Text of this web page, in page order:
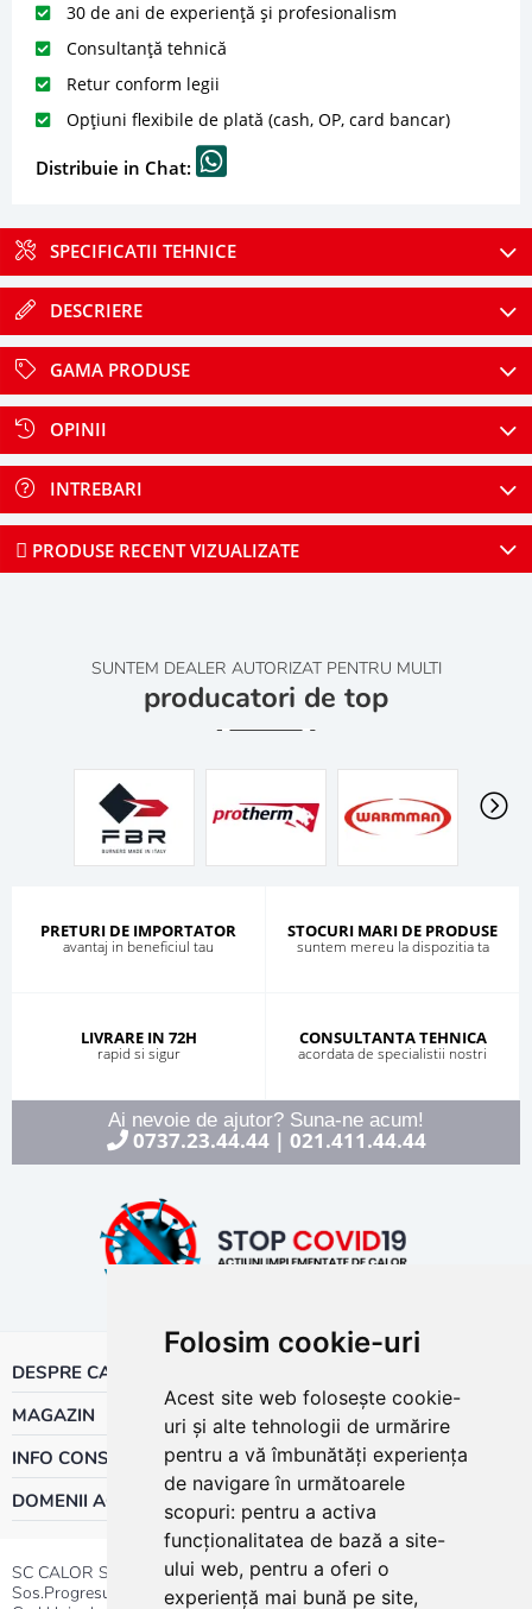
Folosim cookie-uri
Acest site web folosește cookie-
uri și alte tehnologii de urmărire
pentru a vă îmbunătăți experiența
de navigare în următoarele
scopuri: pentru a activa
funcționalitatea de bază a site-
ului web, pentru a oferi o
experiență mai bună pe site,
30 de ani de experiență și profesionalism
Consultanță tehnică
Retur conform legii
Opțiuni flexibile de plată (cash, OP, card bancar)
Distribuie in Chat:
SPECIFICATII TEHNICE
DESCRIERE
GAMA PRODUSE
OPINII
INTREBARI
PRODUSE RECENT VIZUALIZATE
SUNTEM DEALER AUTORIZAT PENTRU MULTI
producatori de top
PRETURI DE IMPORTATOR
avantaj in beneficiul tau
STOCURI MARI DE PRODUSE
suntem mereu la dispozitia ta
LIVRARE IN 72H
rapid si sigur
CONSULTANTA TEHNICA
acordata de specialistii nostri
Ai nevoie de ajutor? Suna-ne acum!
0737.23.44.44| 021.411.44.44
DESPRE CALOR
MAGAZIN
INFO CONSUMATOR
DOMENII ACTIVITATE
SC CALOR SRL
Sos.Progresului nr.30-40, Sector 5, Bucuresti